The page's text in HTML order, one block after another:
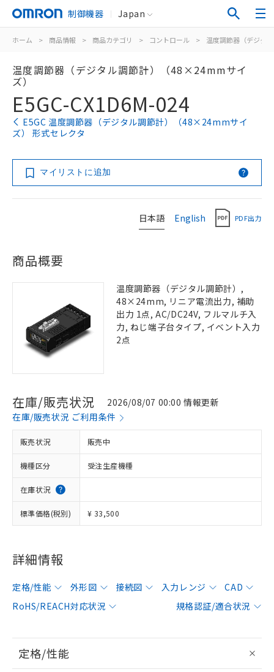
制御機器 Japan
ホーム > 商品情報 > 商品カテゴリ > コントロール > 温度調節器（デジタ
温度調節器（デジタル調節計）（48×24mmサイ
ズ）
E5GC-CX1D6M-024
E5GC 温度調節器（デジタル調節計）（48×24mmサイ
ズ） 形式セレクタ
マイリストに追加
日本語 English PDF出力
商品概要
温度調節器（デジタル調節計）,
48×24mm, リニア電流出力, 補助
出力 1点, AC/DC24V, フルマルチ入
力, ねじ端子台タイプ, イベント入力
2点
在庫/販売状況
2026/08/07 00:00 情報更新
在庫/販売状況 ご利用条件
販売状況 販売中
機種区分 受注生産機種
在庫状況
標準価格(税別) ¥ 33,500
詳細情報
定格/性能 外形図 接続図 入力レンジ
CAD
RoHS/REACH対応状況
規格認証/適合状況
定格/性能